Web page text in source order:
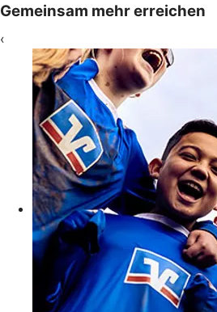
Gemeinsam mehr erreichen
‹